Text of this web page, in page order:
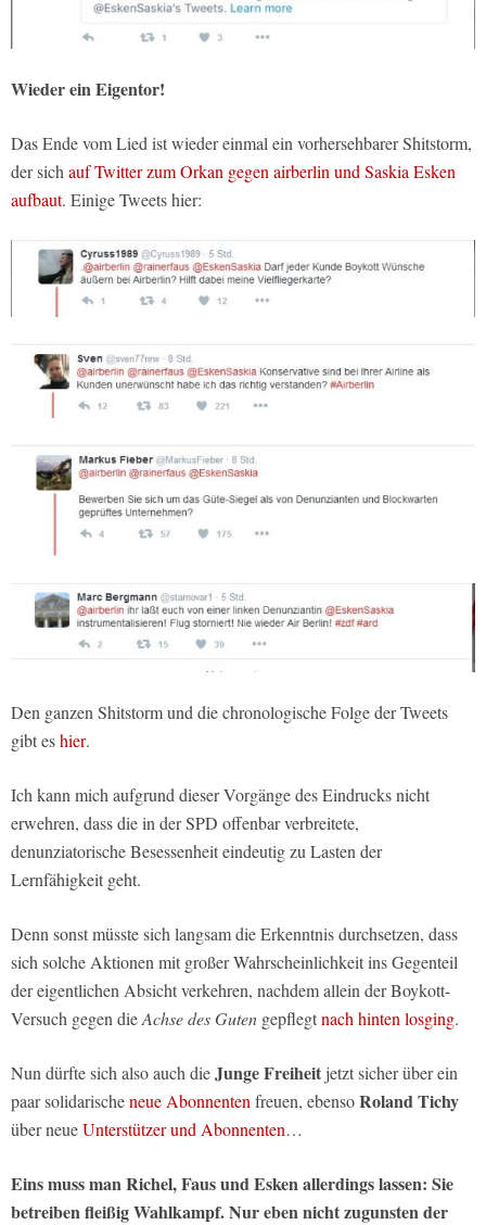
Wieder ein Eigentor!
Das Ende vom Lied ist wieder einmal ein vorhersehbarer Shitstorm,
der sich auf Twitter zum Orkan gegen airberlin und Saskia Esken
aufbaut. Einige Tweets hier:
Den ganzen Shitstorm und die chronologische Folge der Tweets
gibt eshier.
Ich kann mich aufgrund dieser Vorgänge des Eindrucks nicht
erwehren, dass die in der SPD offenbar verbreitete,
denunziatorische Besessenheit eindeutig zu Lasten der
Lernfähigkeit geht.
Denn sonst müsste sich langsam die Erkenntnis durchsetzen, dass
sich solche Aktionen mit großer Wahrscheinlichkeit ins Gegenteil
der eigentlichen Absicht verkehren, nachdem allein der Boykott-
Versuch gegen dieAchse des Guten gepflegtnach hinten losging.
Nun dürfte sich also auch dieJunge Freiheit jetzt sicher über ein
paar solidarischeneue Abonnenten freuen, ebensoRoland Tichy
über neueUnterstützer und Abonnenten…
Eins muss man Richel, Faus und Esken allerdings lassen: Sie
betreiben fleißig Wahlkampf. Nur eben nicht zugunsten der